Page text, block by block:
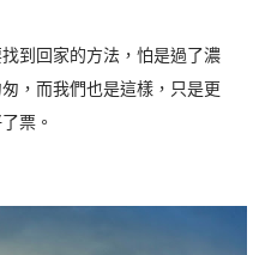
到回家的方法，怕是過了濃
，而我們也是這樣，只是更
票。